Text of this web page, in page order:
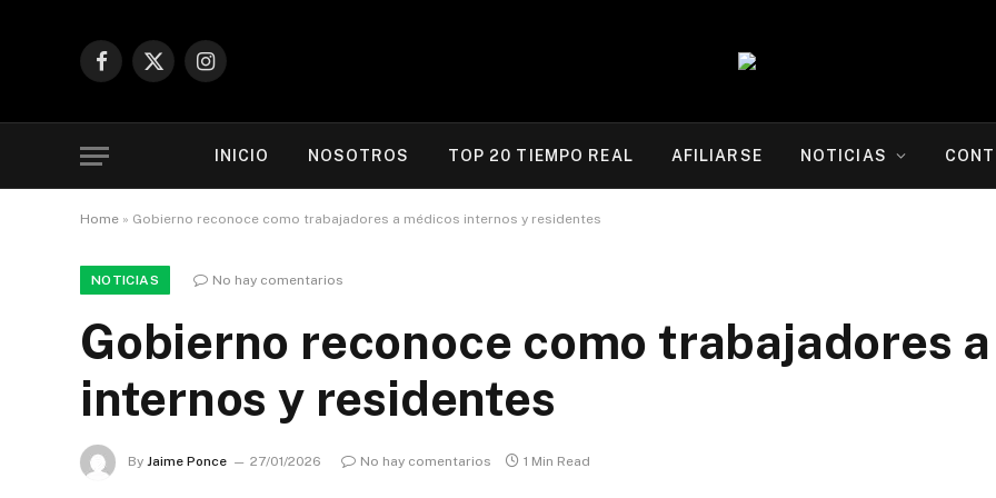
Facebook
X
Instagram
INICIO NOSOTROS TOP 20 TIEMPO REAL AFILIARSE NOTICIAS
Home » Gobierno reconoce como trabajadores a médicos internos y residentes
NOTICIAS No hay comentarios
Gobierno reconoce como trabajadores
internos y residentes
By Jaime Ponce 27/01/2026 No hay comentarios 1 Min Read